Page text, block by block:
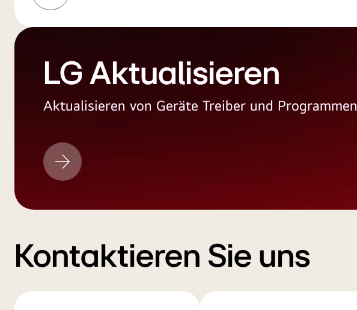
LG Aktualisieren
Aktualisieren von Geräte Treiber und Programmen
LG
Aktualisieren
Kontaktieren Sie uns